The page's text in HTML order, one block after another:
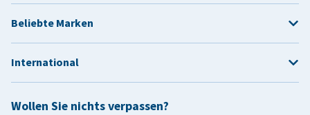
Wollen Sie nichts verpassen?
Beliebte Marken
International